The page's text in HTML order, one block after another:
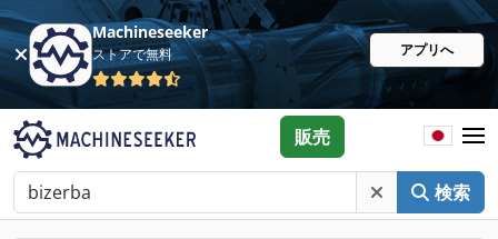
Machineseeker
ストアで無料 アプリへ
検索
販売